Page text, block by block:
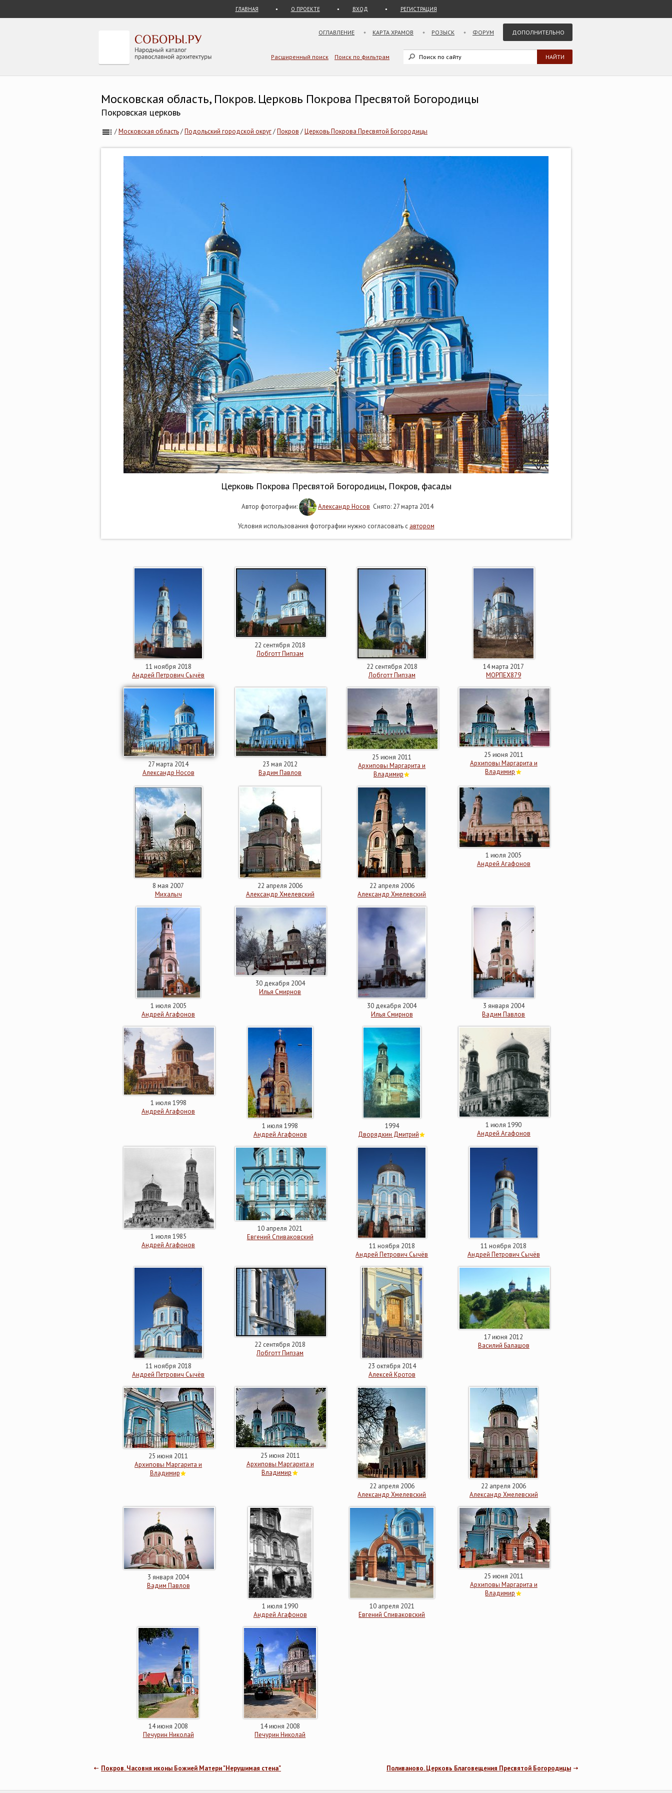
ГЛАВНАЯ О ПРОЕКТЕ ВХОД РЕГИСТРАЦИЯ
ОГЛАВЛЕНИЕ КАРТА ХРАМОВ РОЗЫСК ФОРУМ ДОПОЛНИТЕЛЬНО
Расширенный поиск Поиск по фильтрам
Московская область, Покров. Церковь Покрова Пресвятой Богородицы
Покровская церковь
/Московская область/Подольский городской округ/Покров /Церковь Покрова Пресвятой Богородицы
Церковь Покрова Пресвятой Богородицы, Покров, фасады
Автор фотографии: Александр Носов Снято: 27 марта 2014
Условия использования фотографии нужно согласовать с автором
11 ноября 2018
Андрей Петрович Сычёв
22 сентября 2018
Лобготт Пипзам
22 сентября 2018
Лобготт Пипзам
14 марта 2017
МОРПЕХ879
27 марта 2014
Александр Носов
23 мая 2012
Вадим Павлов
25 июня 2011
Архиповы Маргарита и
Владимир
25 июня 2011
Архиповы Маргарита и
Владимир
8 мая 2007
Михалыч
22 апреля 2006
Александр Хмелевский
22 апреля 2006
Александр Хмелевский
1 июля 2005
Андрей Агафонов
1 июля 2005
Андрей Агафонов
30 декабря 2004
Илья Смирнов
30 декабря 2004
Илья Смирнов
3 января 2004
Вадим Павлов
1 июля 1998
Андрей Агафонов
1 июля 1998
Андрей Агафонов
1994
Дворядкин Дмитрий
1 июля 1990
Андрей Агафонов
1 июля 1985
Андрей Агафонов
10 апреля 2021
Евгений Спиваковский
11 ноября 2018
Андрей Петрович Сычёв
11 ноября 2018
Андрей Петрович Сычёв
11 ноября 2018
Андрей Петрович Сычёв
22 сентября 2018
Лобготт Пипзам
23 октября 2014
Алексей Кротов
17 июня 2012
Василий Балашов
25 июня 2011
Архиповы Маргарита и
Владимир
25 июня 2011
Архиповы Маргарита и
Владимир
22 апреля 2006
Александр Хмелевский
22 апреля 2006
Александр Хмелевский
3 января 2004
Вадим Павлов
1 июля 1990
Андрей Агафонов
10 апреля 2021
Евгений Спиваковский
25 июня 2011
Архиповы Маргарита и
Владимир
14 июня 2008
Печурин Николай
14 июня 2008
Печурин Николай
Покров. Часовня иконы Божией Матери "Нерушимая стена" Поливаново. Церковь Благовещения Пресвятой Богородицы